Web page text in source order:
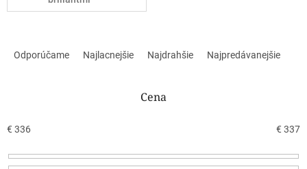
e
r
Odporúčame Najlacnejšie Najdrahšie Najpredávanejšie
Cena
€ 336 € 337